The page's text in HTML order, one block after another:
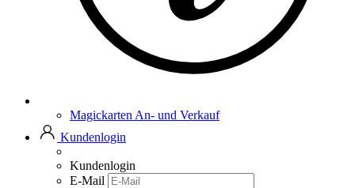
Magickarten An- und Verkauf
Kundenlogin
Kundenlogin
E-Mail